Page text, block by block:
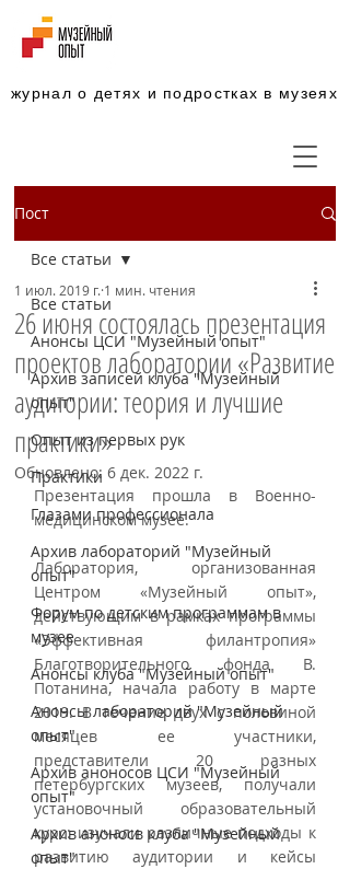
журнал о детях и подростках в музеях
Пост
Все статьи
Анонсы ЦСИ "Музейный опыт"
Архив записей клуба "Музейный
опыт"
Опыт из первых рук
Практики
Глазами профессионала
Архив лабораторий "Музейный
опыт"
Форум по детским программам в
музее
Анонсы клуба "Музейный опыт"
Анонсы лабораторий "Музейный
опыт"
Архив аноносов ЦСИ "Музейный
опыт"
Архив аноносв клуба "Музейный
опыт"
Все статьи
26 июня состоялась презентация
проектов лаборатории «Развитие
аудитории: теория и лучшие
практики»
1 июл. 2019 г. 1 мин. чтения
Обновлено: 6 дек. 2022 г.
Презентация прошла в Военно-
медицинском музее.
Лаборатория, организованная
Центром «Музейный опыт»,
действующим в рамках программы
«Эффективная филантропия»
Благотворительного фонда В.
Потанина, начала работу в марте
2019. В течение двух с половиной
месяцев ее участники,
представители 20 разных
петербургских музеев, получали
установочный образовательный
курс: изучали различные подходы к
развитию аудитории и кейсы